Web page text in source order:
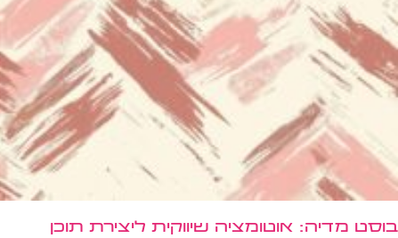
בוסט מדיה: אוטומציה שיווקית ליצירת תוכן